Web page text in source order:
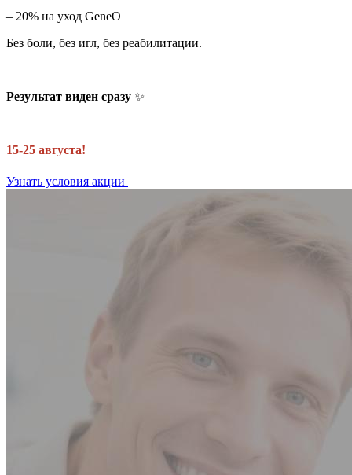
– 20% на уход GeneO
Без боли, без игл, без реабилитации.
Результат виден сразу ✨
15-25 августа!
Узнать условия акции